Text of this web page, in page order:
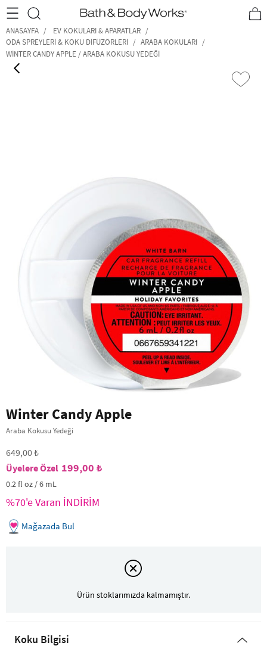
•2200₺ ve Üzeri Kargo Ücretsiz!• *Promosyon Detayları
ANASAYFA
EV KOKULARI & APARATLAR
ODA SPREYLERI & KOKU DIFÜZÖRLERI
ARABA KOKULARI
WINTER CANDY APPLE / ARABA KOKUSU YEDEĞI
Winter Candy Apple
Araba Kokusu Yedeği
649,00 ₺
199,00 ₺
0.2 fl oz / 6 mL
%70'e Varan İNDİRİM
Mağazada Bul
Ürün stoklarımızda kalmamıştır.
Koku Bilgisi